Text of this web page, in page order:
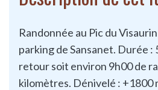
Randonnée au Pic du
parking de Sansanet. Durée :
retour soit environ 9h00 de
kilomètres. Dénivelé : +1800